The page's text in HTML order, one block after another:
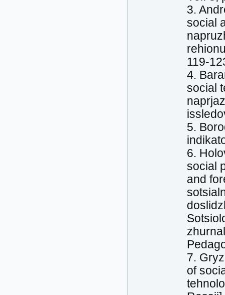
3.
social
119-
4.
social
5.
6.
social
and
7.
of